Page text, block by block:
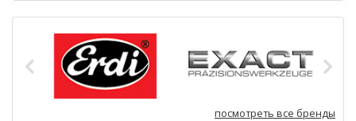
посмотреть все бренды